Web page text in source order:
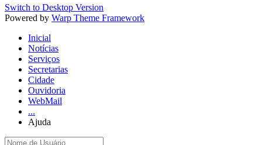
Switch to Desktop Version
Powered by Warp Theme Framework
Inicial
Notícias
Serviços
Secretarias
Cidade
Ouvidoria
WebMail
...
Ajuda